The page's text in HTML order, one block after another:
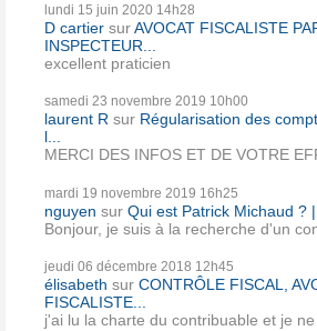
lundi 15 juin 2020 14h28
D cartier surAVOCAT FISCALISTE
INSPECTEUR...
excellent praticien
samedi 23 novembre 2019 10h00
laurent R sur Régularisation des
l...
MERCI DES INFOS ET DE VOTRE
mardi 19 novembre 2019 16h25
nguyen sur Qui est Patrick Michaud ?
Bonjour, je suis à la recherche d'un
jeudi 06 décembre 2018 12h45
élisabeth sur CONTRÔLE FISCAL,
FISCALISTE...
j'ai lu la charte du contribuable et je ne